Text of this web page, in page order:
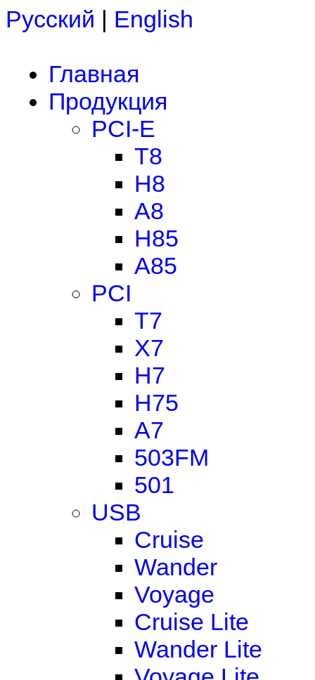
Русский | English
Главная
Продукция
PCI-E
T8
H8
A8
H85
A85
PCI
T7
X7
H7
H75
A7
503FM
501
USB
Cruise
Wander
Voyage
Cruise Lite
Wander Lite